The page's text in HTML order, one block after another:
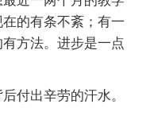
的有条不紊；有一
方法。进步是一点
付出辛劳的汗水。